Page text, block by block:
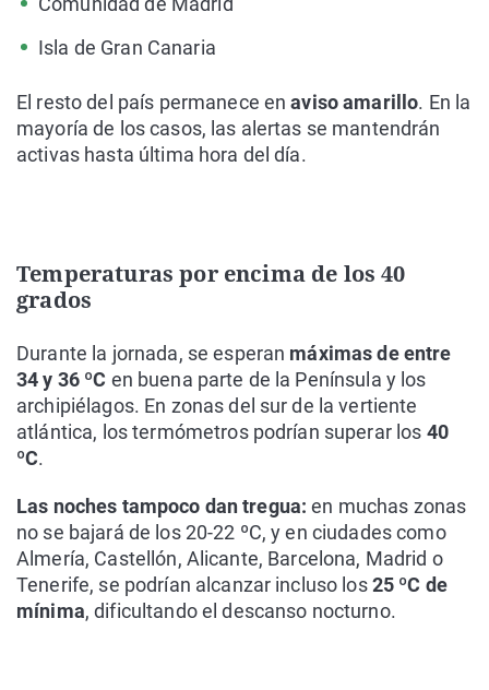
Isla de Gran Canaria
El resto del país permanece enaviso amarillo. En la
mayoría de los casos, las alertas se mantendrán
activas hasta última hora del día.
Temperaturas por encima de los 40
grados
Durante la jornada, se esperan máximas de entre
34 y 36 ºC en buena parte de la Península y los
archipiélagos. En zonas del sur de la vertiente
atlántica, los termómetros podrían superar los 40
ºC.
Las noches tampoco dan tregua: en muchas zonas
no se bajará de los 20-22 ºC, y en ciudades como
Almería, Castellón, Alicante, Barcelona, Madrid o
Tenerife, se podrían alcanzar incluso los25 ºC de
mínima, dificultando el descanso nocturno.